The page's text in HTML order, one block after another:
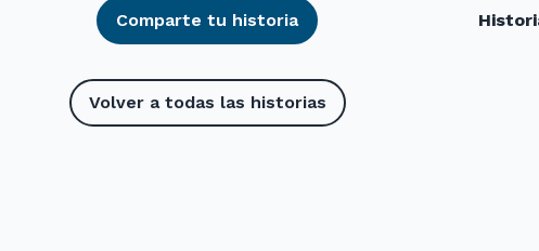
Comparte tu historia
Volver a todas las historias